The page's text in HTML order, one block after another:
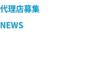
連絡先、支払方法な
サービスや購入され
金などに関する情報
理は、当社各店舗、
ださい。 当社が修理
お客様により修理依
媒体、SIMカード、ケー
代理店募集
NEWS